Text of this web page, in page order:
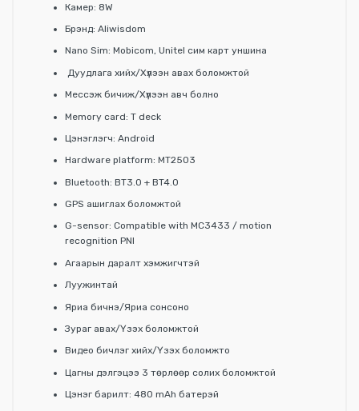
Камер: 8W
Брэнд: Aliwisdom
Nano Sim: Mobicom, Unitel сим карт уншина
Дуудлага хийх/Хүлээн авах боломжтой
Мессэж бичиж/Хүлээн авч болно
Memory card: T deck
Цэнэглэгч: Android
Hardware platform: MT2503
Bluetooth: BT3.0 + BT4.0
GPS ашиглах боломжтой
G-sensor: Compatible with MC3433 / motion
recognition PNI
Агаарын даралт хэмжигчтэй
Луужинтай
Яриа бичнэ/Яриа сонсоно
Зураг авах/Үзэх боломжтой
Видео бичлэг хийх/Үзэх боломжто
Цагны дэлгэцээ 3 төрлөөр солих боломжтой
Цэнэг барилт: 480 mAh батерэй